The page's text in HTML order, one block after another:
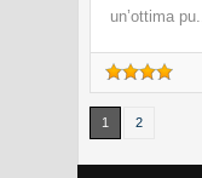
un’ottima
1 2